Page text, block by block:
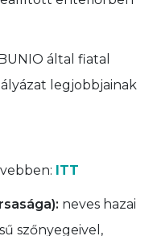
által fiatal
legjobbjainak
ITT
neves hazai
szőnyegeivel,